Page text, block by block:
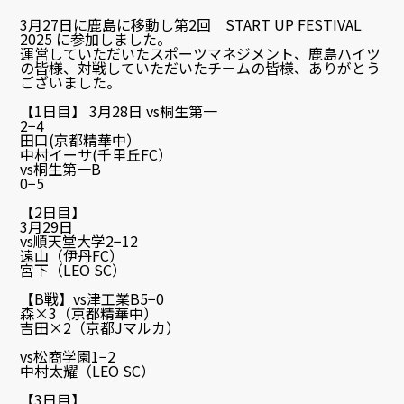
3月27日に鹿島に移動し第2回 START UP FESTIVAL
2025 に参加しました。
運営していただいたスポーツマネジメント、鹿島ハイツ
の皆様、対戦していただいたチームの皆様、ありがとう
ございました。
【1日目】 3月28日 vs桐生第一
2−4
田口(京都精華中）
中村イーサ(千里丘FC）
vs桐生第一B
0−5
【2日目】
3月29日
vs順天堂大学2−12
遠山（伊丹FC）
宮下（LEO SC）
【B戦】vs津工業B5−0
森×3（京都精華中）
吉田×2（京都Jマルカ）
vs松商学園1−2
中村太耀（LEO SC）
【3日目】